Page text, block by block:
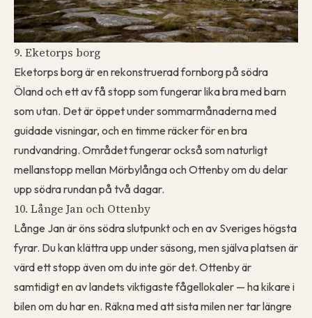
9. Eketorps borg
Eketorps borg är en rekonstruerad fornborg på södra
Öland och ett av få stopp som fungerar lika bra med barn
som utan. Det är öppet under sommarmånaderna med
guidade visningar, och en timme räcker för en bra
rundvandring. Området fungerar också som naturligt
mellanstopp mellan Mörbylånga och Ottenby om du delar
upp södra rundan på två dagar.
10. Långe Jan och Ottenby
Långe Jan är öns södra slutpunkt och en av Sveriges högsta
fyrar. Du kan klättra upp under säsong, men själva platsen är
värd ett stopp även om du inte gör det. Ottenby är
samtidigt en av landets viktigaste fågellokaler — ha kikare i
bilen om du har en. Räkna med att sista milen ner tar längre